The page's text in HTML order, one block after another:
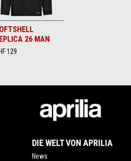
26 MAN
129
DIE WELT VON APRILIA
News